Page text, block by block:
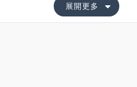
展開更多